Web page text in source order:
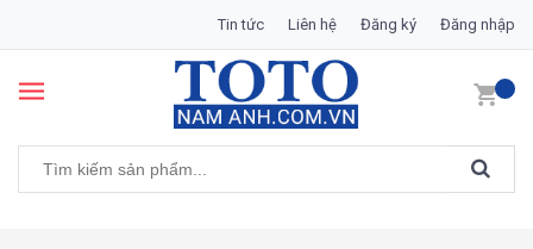
Tin tức Liên hệ Đăng ký Đăng nhập